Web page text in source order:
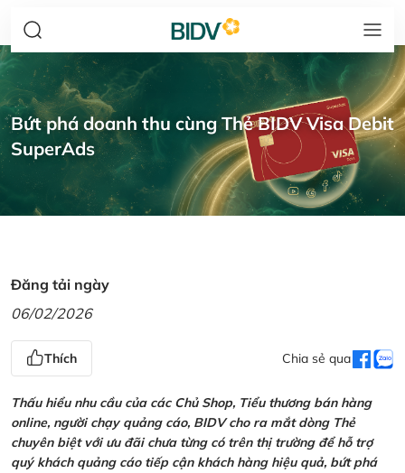
Bứt phá doanh thu cùng Thẻ BIDV Visa Debit
SuperAds
Đăng tải ngày
06/02/2026
Thích Chia sẻ qua
Thấu hiểu nhu cầu của các Chủ Shop, Tiểu thương bán hàng
online, người chạy quảng cáo, BIDV cho ra mắt dòng Thẻ
chuyên biệt với ưu đãi chưa từng có trên thị trường để hỗ trợ
quý khách quảng cáo tiếp cận khách hàng hiệu quả, bứt phá